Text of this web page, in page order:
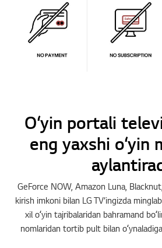
O‘yin portali
eng yaxshi o‘yin
GeForce NOW, Amazon Luna,
kirish imkoni bilan LG TV’ingizda
xil oʻyin tajribalaridan bahramand
nomlaridan tortib pult bilan